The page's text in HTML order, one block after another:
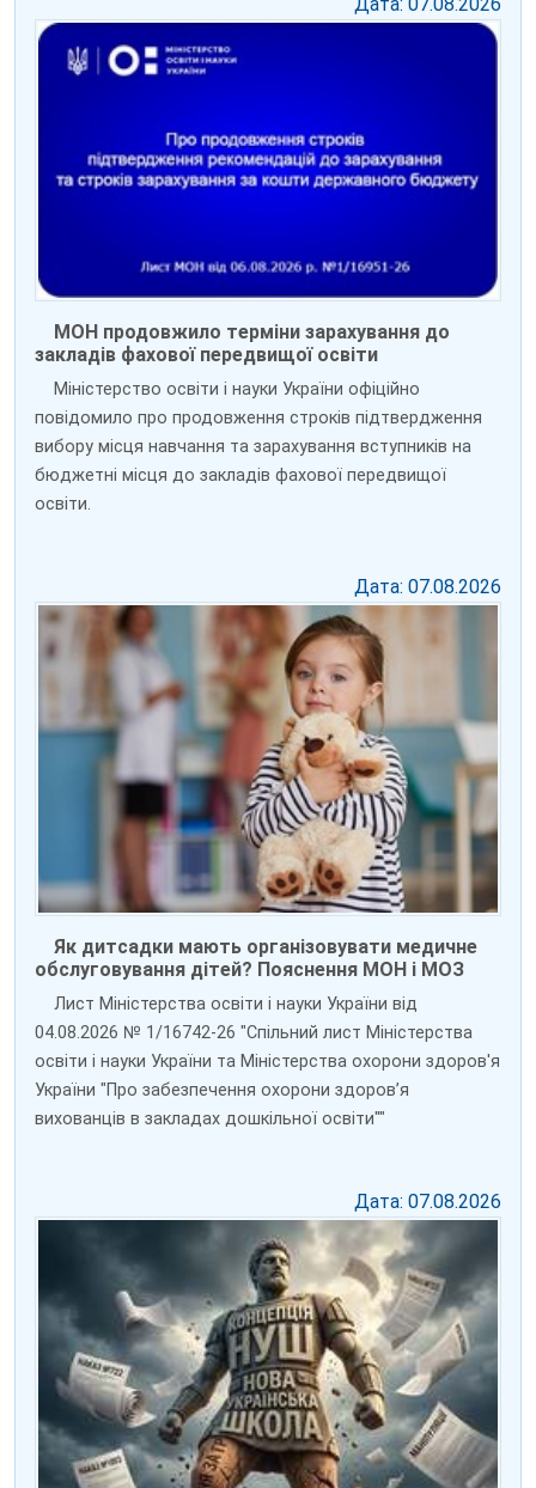
МОН продовжило терміни зарахування до
закладів фахової передвищої освіти
Міністерство освіти і науки України офіційно
повідомило про продовження строків підтвердження
вибору місця навчання та зарахування вступників на
бюджетні місця до закладів фахової передвищої
освіти.
Дата: 07.08.2026
Як дитсадки мають організовувати медичне
обслуговування дітей? Пояснення МОН і МОЗ
Лист Міністерства освіти і науки України від
04.08.2026 № 1/16742-26 "Спільний лист Міністерства
освіти і науки України та Міністерства охорони здоров'я
України "Про забезпечення охорони здоров’я
вихованців в закладах дошкільної освіти""
Дата: 07.08.2026